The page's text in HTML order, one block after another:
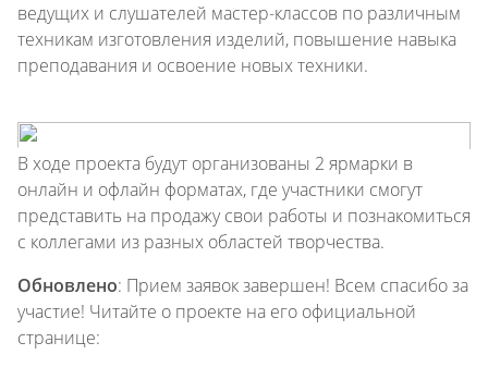
ведущих и слушателей мастер-классов по различным
техникам изготовления изделий, повышение навыка
преподавания и освоение новых техники.
В ходе проекта будут организованы 2 ярмарки в
онлайн и офлайн форматах, где участники смогут
представить на продажу свои работы и познакомиться
с коллегами из разных областей творчества.
Обновлено: Прием заявок завершен! Всем спасибо за
участие! Читайте о проекте на его официальной
странице: